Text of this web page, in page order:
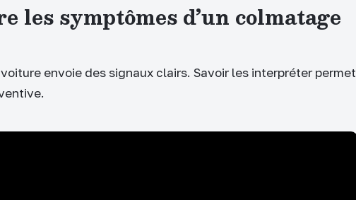
les symptômes d’un colmatage
envoie des signaux clairs. Savoir les interpréter permet